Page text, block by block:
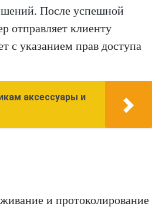
После успешной
отправляет клиенту
с указанием прав доступа
аксессуары и
и протоколирование